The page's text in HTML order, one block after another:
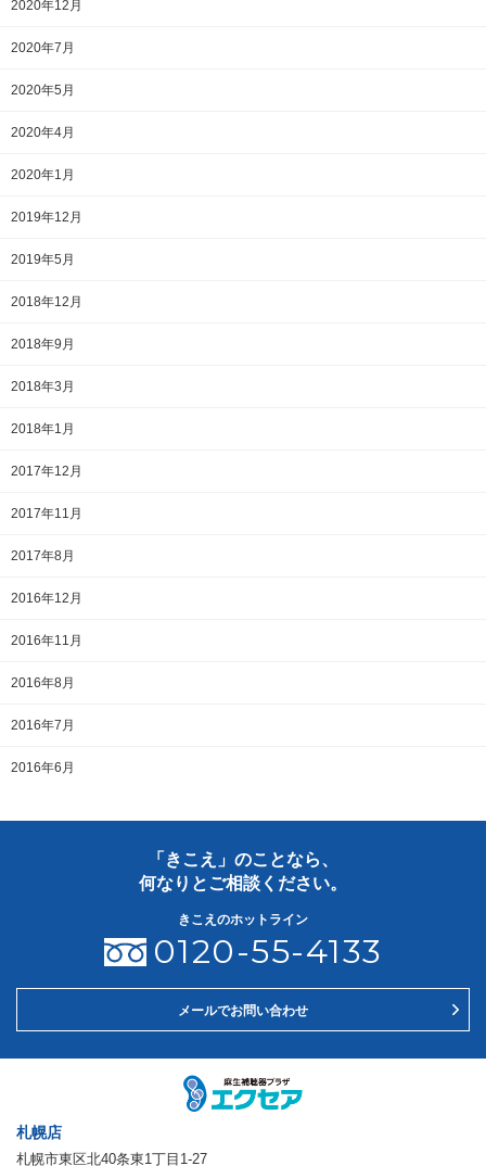
2020年12月
2020年7月
2020年5月
2020年4月
2020年1月
2019年12月
2019年5月
2018年12月
2018年9月
2018年3月
2018年1月
2017年12月
2017年11月
2017年8月
2016年12月
2016年11月
2016年8月
2016年7月
2016年6月
「きこえ」のことなら、
何なりとご相談ください。
きこえのホットライン
0120-55-4133
メールでお問い合わせ
札幌店
札幌市東区北40条東1丁目1-27